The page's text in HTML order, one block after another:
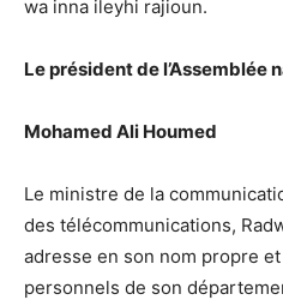
wa inna ileyhi rajioun.
Le président de l’Assemblée
Mohamed Ali Houmed
Le ministre de la
des télécommunications,
adresse en son nom propre
personnels de son